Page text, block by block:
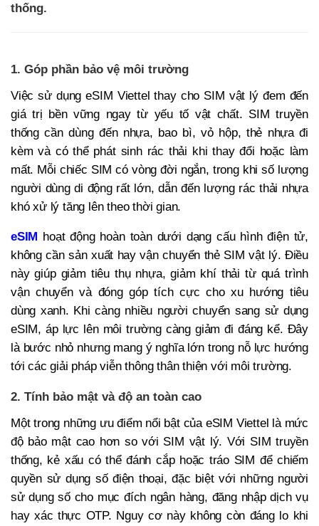
thống.
1. Góp phần bảo vệ môi trường
Việc sử dụng eSIM Viettel thay cho SIM vật lý đem đến
giá trị bền vững ngay từ yếu tố vật chất. SIM truyền
thống cần dùng đến nhựa, bao bì, vỏ hộp, thẻ nhựa đi
kèm và có thể phát sinh rác thải khi thay đổi hoặc làm
mất. Mỗi chiếc SIM có vòng đời ngắn, trong khi số lượng
người dùng di động rất lớn, dẫn đến lượng rác thải nhựa
khó xử lý tăng lên theo thời gian.
eSIM hoạt động hoàn toàn dưới dạng cấu hình điện tử,
không cần sản xuất hay vận chuyển thẻ SIM vật lý. Điều
này giúp giảm tiêu thụ nhựa, giảm khí thải từ quá trình
vận chuyển và đóng góp tích cực cho xu hướng tiêu
dùng xanh. Khi càng nhiều người chuyển sang sử dụng
eSIM, áp lực lên môi trường càng giảm đi đáng kể. Đây
là bước nhỏ nhưng mang ý nghĩa lớn trong nỗ lực hướng
tới các giải pháp viễn thông thân thiện với môi trường.
2. Tính bảo mật và độ an toàn cao
Một trong những ưu điểm nổi bật của eSIM Viettel là mức
độ bảo mật cao hơn so với SIM vật lý. Với SIM truyền
thống, kẻ xấu có thể đánh cắp hoặc tráo SIM để chiếm
quyền sử dụng số điện thoại, đặc biệt với những người
sử dụng số cho mục đích ngân hàng, đăng nhập dịch vụ
hay xác thực OTP. Nguy cơ này không còn đáng lo khi